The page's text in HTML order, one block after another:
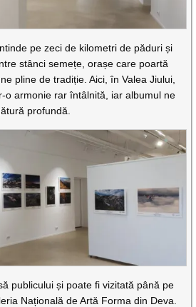
pe zeci de kilometri de păduri și
stânci semețe, orașe care poartă
pline de tradiție. Aici, în Valea Jiului,
o armonie rar întâlnită, iar albumul ne
profundă.
publicului și poate fi vizitată până pe
Națională de Artă Forma din Deva.